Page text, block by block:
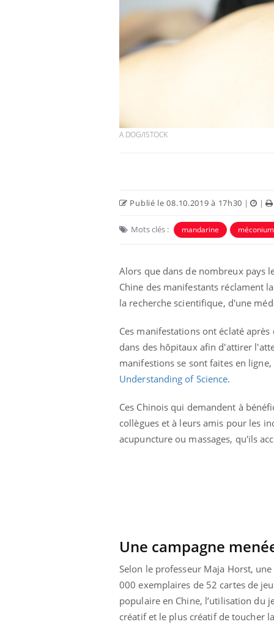
A DOG/ISTOCK
Publié le 08.10.2019 à 17h30 | |
Mots clés : mandarine méconium
Alors que dans de nombreux pays
Chine des manifestants réclament
la recherche scientifique, d'une
Ces manifestations ont éclaté
dans des hôpitaux afin d'attirer
manifestions se sont faites en
Understanding of Science.
Ces Chinois qui demandent à
collègues et à leurs amis pour les
acupuncture ou massages, qu'ils
Une campagne
Selon le professeur Maja Horst,
000 exemplaires de 52 cartes de
populaire en Chine, l’utilisation du
créatif et le plus créatif de toucher
Les médicaments GLP-1
protègent-ils aussi les os
Cytomégalovirus : ce qui
change dans la prise en
charge des femmes
enceintes
La sieste empêche-t-elle
de dormir la nuit ?